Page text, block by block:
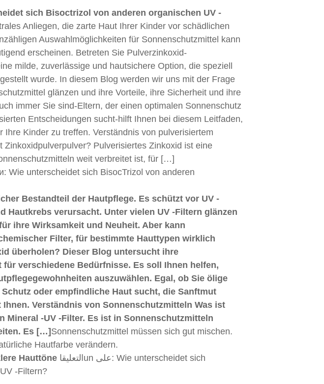
sich Bisoctrizol von anderen organischen UV -
Anliegen, die zarte Haut Ihrer Kinder vor schädlichen
Auswahlmöglichkeiten für Sonnenschutzmittel kann
erscheinen. Betreten Sie Pulverzinkoxid-
milde, zuverlässige und hautsichere Option, die speziell
wurde. In diesem Blog werden wir uns mit der Frage
glänzen und ihre Vorteile, ihre Sicherheit und ihre
immer Sie sind-Eltern, der einen optimalen Sonnenschutz
Entscheidungen sucht-hilft Ihnen bei diesem Leitfaden,
Ihre Kinder zu treffen. Verständnis von pulverisiertem
Zinkoxidpulverpulver? Pulverisiertes Zinkoxid ist eine
weit verbreitet ist, für […]
Wie unterscheidet sich BisocTrizol von anderen
Bestandteil der Hautpflege. Es schützt vor UV -
Hautkrebs verursacht. Unter vielen UV -Filtern glänzen
ihre Wirksamkeit und Neuheit. Aber kann
Filter, für bestimmte Hauttypen wirklich
überholen? Dieser Blog untersucht ihre
verschiedene Bedürfnisse. Es soll Ihnen helfen,
auszuwählen. Egal, ob Sie ölige
oder empfindliche Haut sucht, die Sanftmut
Verständnis von Sonnenschutzmitteln Was ist
Mineral -UV -Filter. Es ist in Sonnenschutzmitteln
Es […] Sonnenschutzmittel müssen sich gut mischen.
Hautfarbe verändern.
Hauttöne
-Filtern?